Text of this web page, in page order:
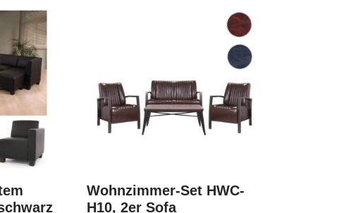
Wohnzimmer-Set HWC-
H10, 2er Sofa